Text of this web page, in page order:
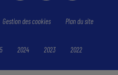
Gestion des cookies Plan du site
2024 2023 2022